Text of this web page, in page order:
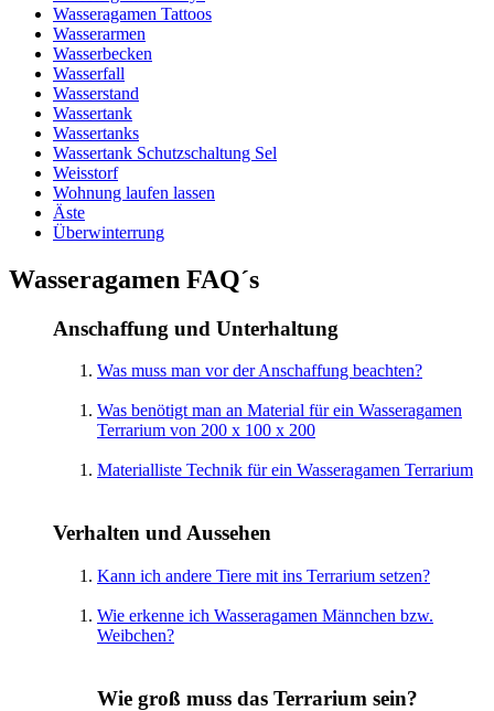
Wasseragamen Tattoos
Wasserarmen
Wasserbecken
Wasserfall
Wasserstand
Wassertank
Wassertanks
Wassertank Schutzschaltung Sel
Weisstorf
Wohnung laufen lassen
Äste
Überwinterrung
Wasseragamen FAQ´s
Anschaffung und Unterhaltung
Was muss man vor der Anschaffung beachten?
Was benötigt man an Material für ein Wasseragamen
Terrarium von 200 x 100 x 200
Materialliste Technik für ein Wasseragamen Terrarium
Verhalten und Aussehen
Kann ich andere Tiere mit ins Terrarium setzen?
Wie erkenne ich Wasseragamen Männchen bzw.
Weibchen?
Wie groß muss das Terrarium sein?